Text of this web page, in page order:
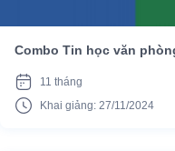
Combo Tin học văn
11 tháng
Khai giảng: 27/11/2024